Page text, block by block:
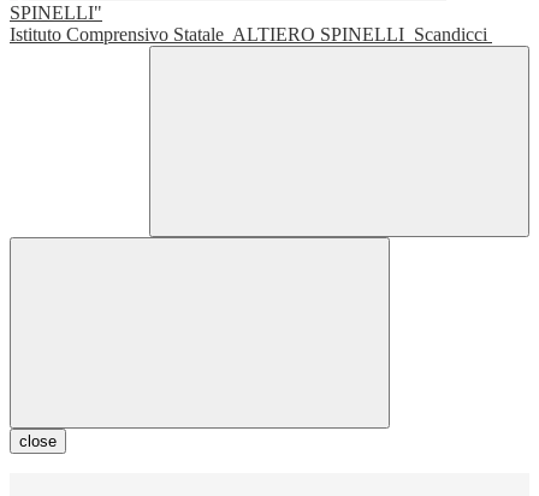
Istituto Comprensivo Statale ALTIERO SPINELLI Scandicci
close